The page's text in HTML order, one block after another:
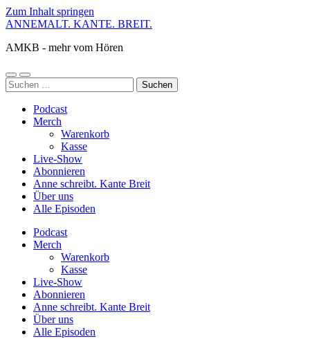
Zum Inhalt springen
ANNEMALT. KANTE. BREIT.
AMKB - mehr vom Hören
Mobile-
Menü
Suchfeld
ein-/ausblenden
Suchen
nach:
Podcast
Merch
Warenkorb
Kasse
Live-Show
Abonnieren
Anne schreibt. Kante Breit
Über uns
Alle Episoden
Podcast
Merch
Warenkorb
Kasse
Live-Show
Abonnieren
Anne schreibt. Kante Breit
Über uns
Alle Episoden